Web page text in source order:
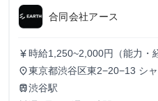
合同会社アース
currency_yen 時給1,250~2,000円（能力・
place東京都渋谷区東2−20−13 シ
train渋谷駅